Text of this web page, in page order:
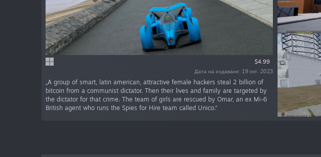
$4.99
Дата на издаване: 19 окт. 2023
„A group of smart, latin american, attractive female hackers steal 2 billion of
bitcoin from a communist dictator. Then their lives and family are targeted by
the dictator for that crime. The team of girls are rescued by Omar, an ex Mi-6
British agent who runs the Spies for Hire team called Unico.“